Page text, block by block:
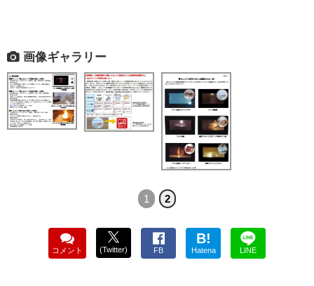
画像ギャラリー
1 2
コメント (Twitter) FB
B!
Hatena LINE